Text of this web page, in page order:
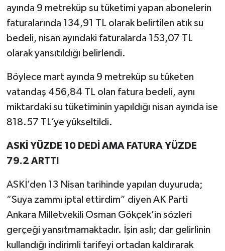
ayında 9 metreküp su tüketimi yapan abonelerin
faturalarında 134,91 TL olarak belirtilen atık su
bedeli, nisan ayındaki faturalarda 153,07 TL
olarak yansıtıldığı belirlendi.
Böylece mart ayında 9 metreküp su tüketen
vatandaş 456,84 TL olan fatura bedeli, aynı
miktardaki su tüketiminin yapıldığı nisan ayında ise
818.57 TL’ye yükseltildi.
ASKİ YÜZDE 10 DEDİ AMA FATURA YÜZDE
79.2 ARTTI
ASKİ’den 13 Nisan tarihinde yapılan duyuruda;
“Suya zammı iptal ettirdim” diyen AK Parti
Ankara Milletvekili Osman Gökçek’in sözleri
gerçeği yansıtmamaktadır. İşin aslı; dar gelirlinin
kullandığı indirimli tarifeyi ortadan kaldırarak